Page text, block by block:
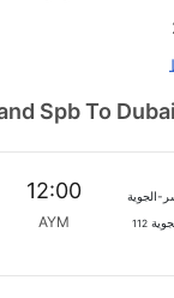
Spb To
112
12:00
AYM